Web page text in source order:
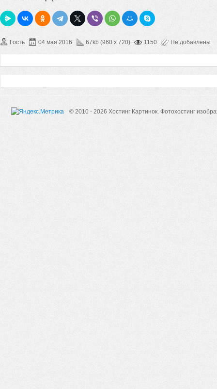
Гость 04 мая 2016 67kb (960 x 720) 1150 Не добавлены
© 2010 - 2026 Хостинг Картинок. Фотохостинг